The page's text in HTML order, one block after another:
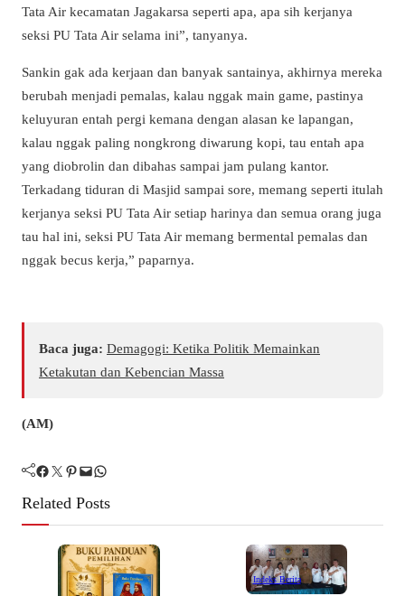
Tata Air kecamatan Jagakarsa seperti apa, apa sih kerjanya
seksi PU Tata Air selama ini”, tanyanya.
Sankin gak ada kerjaan dan banyak santainya, akhirnya mereka
berubah menjadi pemalas, kalau nggak main game, pastinya
keluyuran entah pergi kemana dengan alasan ke lapangan,
kalau nggak paling nongkrong diwarung kopi, tau entah apa
yang diobrolin dan dibahas sampai jam pulang kantor.
Terkadang tiduran di Masjid sampai sore, memang seperti itulah
kerjanya seksi PU Tata Air setiap harinya dan semua orang juga
tau hal ini, seksi PU Tata Air memang bermental pemalas dan
nggak becus kerja,” paparnya.
Baca juga: Demagogi: Ketika Politik Memainkan
Ketakutan dan Kebencian Massa
(AM)
Facebook Twitter Pinterest Mail WhatsApp
Related Posts
Indeks Berita